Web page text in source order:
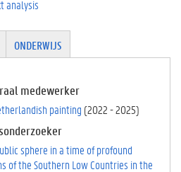
analysis
ONDERWIJS
medewerker
painting (2022-2025)
sphere in a time of profound
of the Southern Low Countries in the